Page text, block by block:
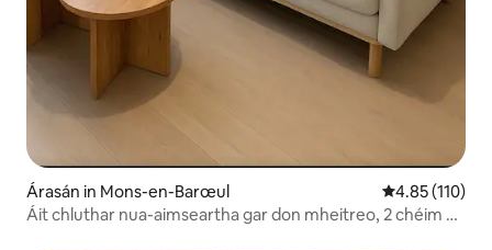
Árasán in Mons-en-Barœul Meánrátáil
4.85 (110)
Áit chluthar nua-aimseartha gar don mheitreo, 2 chéim ó